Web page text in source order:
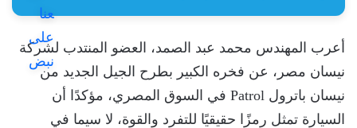
أعرب المهندس محمد عبد الصمد، العضو المنتدب لشركة
نيسان مصر، عن فخره الكبير بطرح الجيل الجديد من
نيسان باترول Patrol في السوق المصري، مؤكدًا أن
السيارة تمثل رمزًا حقيقيًا للتفرد والقوة، لا سيما في